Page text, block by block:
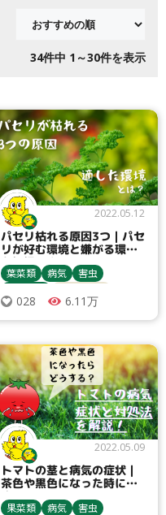
34件中 1～30件を表示
2022.05.12
パセリ枯れる原因3つ｜パセ
リが好む環境と嫌がる環境
を把握しよう
葉菜類 病気
害虫
灰色かび病
アブラムシ類
ダニ類
パセリ
028 6.11万
2022.05.09
トマトの茎と病気の症状｜
茶色や黒色になった時にで
きることは？
果菜類 病気
害虫